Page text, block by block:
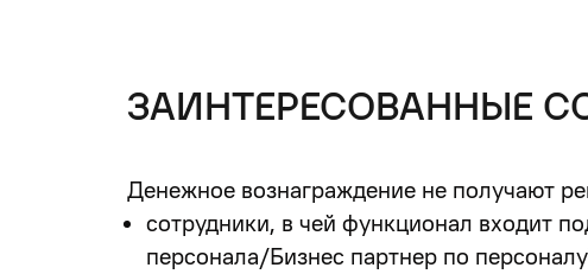
ЗАИНТЕРЕСОВАННЫЕ
Денежное вознаграждение не получают
сотрудники, в чей функционал входит
персонала/Бизнес партнер по